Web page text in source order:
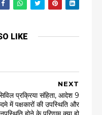
LIKE
NEXT
प्रक्रिया संहिता, आदेश 9
में पक्षकारों की उपस्थिति और